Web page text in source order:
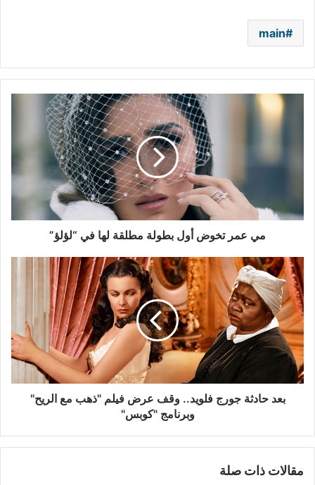
main
تخوض
“لؤلؤ”
مي عمر تخوض أول بطولة مطلقة لها في “لؤلؤ”
بعد
حادثة
جورج
فلويد..
وقف
عرض
فيلم
"ذهب
مع
الريح"بعد حادثة جورج فلويد.. وقف عرض فيلم "ذهب مع الريح"
وبرنامج "كوبس"
مقالات ذات صلة